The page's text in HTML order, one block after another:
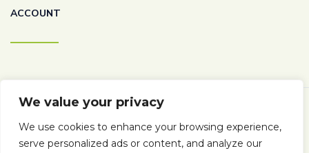
We value your privacy
We use cookies to enhance your browsing experience,
serve personalized ads or content, and analyze our
ACCOUNT
Copyright © 2026 | Solo Bella Gente di Francesco Pacello P.